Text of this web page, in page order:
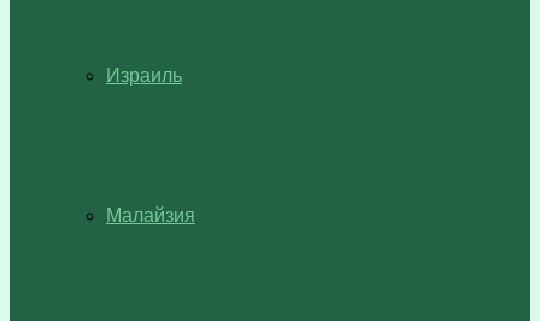
Израиль
Малайзия